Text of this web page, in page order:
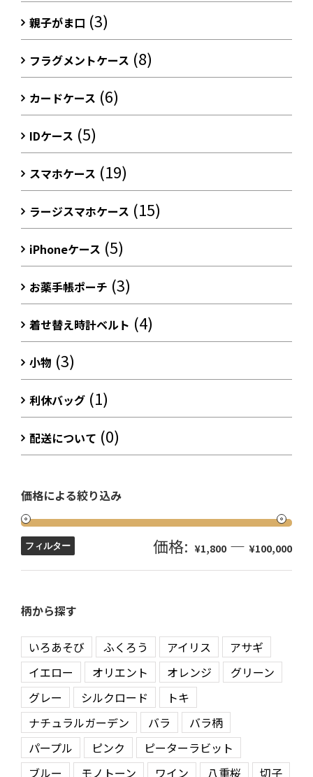
親子がま口 (3)
フラグメントケース (8)
カードケース (6)
IDケース (5)
スマホケース (19)
ラージスマホケース (15)
iPhoneケース (5)
お薬手帳ポーチ (3)
着せ替え時計ベルト (4)
小物 (3)
利休バッグ (1)
配送について (0)
価格による絞り込み
フィルター 価格: ¥1,800 — ¥100,000
柄から探す
いろあそび ふくろう アイリス
アサギ
イエロー
オリエント オレンジ
グリーン
グレー
シルクロード
トキ
ナチュラルガーデン
バラ
バラ柄
パープル
ピンク
ピーターラビット
ブルー
モノトーン ワイン 八重桜 切子